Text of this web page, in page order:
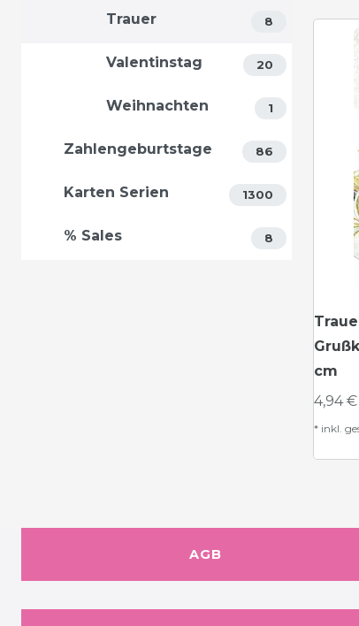
Trauer 8
Valentinstag 20
Weihnachten 1
Zahlengeburtstage 86
Karten Serien 1300
% Sales 8
cm
4,94
* inkl.
AGB